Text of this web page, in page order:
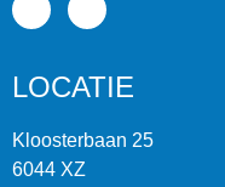
LOCATIE
Kloosterbaan 25
6044 XZ